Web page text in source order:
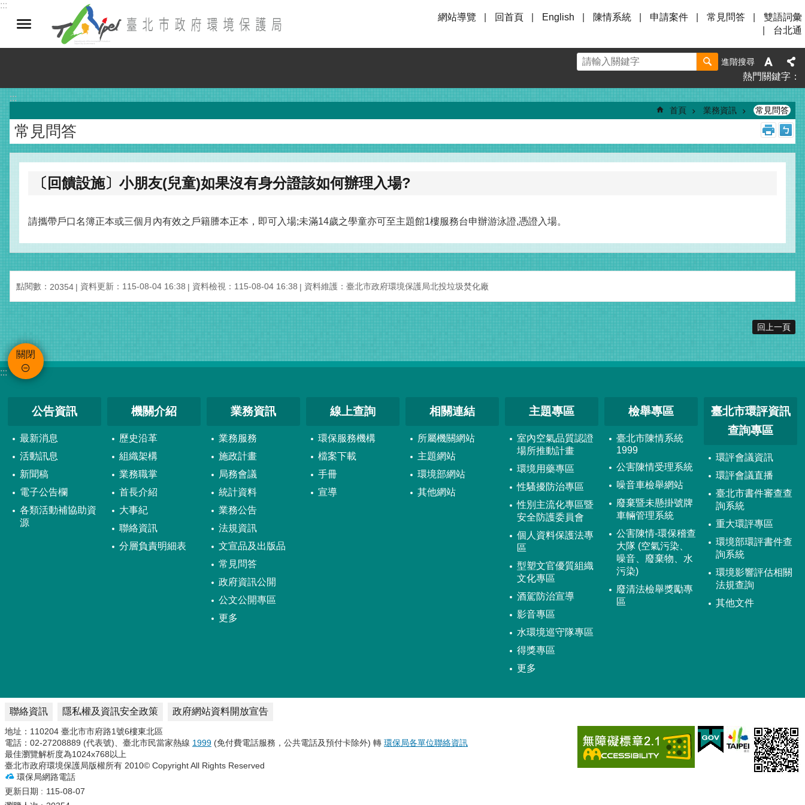
跳到主要內容區塊
:::
網站導覽
回首頁 English 陳情系統 申請案件 常見問答
雙語詞彙
台北通
進階搜尋
熱門關鍵字
:::
首頁 業務資訊 常見問答
常見問答
〔回饋設施〕小朋友(兒童)如果沒有身分證該如何辦理入場?
請攜帶戶口名簿正本或三個月內有效之戶籍謄本正本，即可入場;未滿14歲之學童亦可至主題館1樓服務台申辦游泳證,憑證入場。
點閱數： 20354 資料更新：115-08-04 16:38 資料檢視：115-08-04 16:38 資料維護：臺北市政府環境保護局北投垃圾焚化廠
回上一頁
關閉
:::
公告資訊
最新消息
活動訊息
新聞稿
電子公告欄
各類活動補協助資
源
機關介紹
歷史沿革
組織架構
業務職掌
首長介紹
大事紀
聯絡資訊
分層負責明細表
業務資訊
業務服務
施政計畫
局務會議
統計資料
業務公告
法規資訊
文宣品及出版品
常見問答
政府資訊公開
公文公開專區
更多
線上查詢
環保服務機構
檔案下載
手冊
宣導
相關連結
所屬機關網站
主題網站
環境部網站
其他網站
主題專區
室內空氣品質認證
場所推動計畫
環境用藥專區
性騷擾防治專區
性別主流化專區暨
安全防護委員會
個人資料保護法專
區
型塑文官優質組織
文化專區
酒駕防治宣導
影音專區
水環境巡守隊專區
得獎專區
更多
檢舉專區
臺北市陳情系統
1999
公害陳情受理系統
噪音車檢舉網站
廢棄暨未懸掛號牌
車輛管理系統
公害陳情-環保稽查
大隊 (空氣污染、
噪音、廢棄物、水
污染)
廢清法檢舉獎勵專
區
臺北市環評資訊
查詢專區
環評會議資訊
環評會議直播
臺北市書件審查查
詢系統
重大環評專區
環境部環評書件查
詢系統
環境影響評估相關
法規查詢
其他文件
聯絡資訊 隱私權及資訊安全政策 政府網站資料開放宣告
地址：110204 臺北市市府路1號6樓東北區
電話：02-27208889 (代表號)、臺北市民當家熱線 1999 (免付費電話服務，公共電話及預付卡除外) 轉 環保局各單位聯絡資訊
最佳瀏覽解析度為1024x768以上
臺北市政府環境保護局版權所有 2010© Copyright All Rights Reserved
環保局網路電話
更新日期
115-08-07